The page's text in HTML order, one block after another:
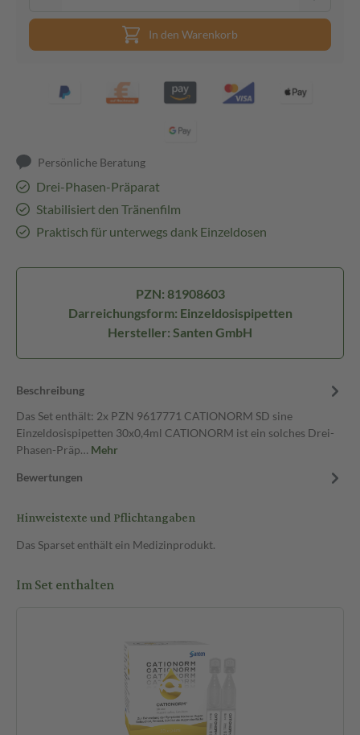
In den Warenkorb
Persönliche Beratung
Drei-Phasen-Präparat
Stabilisiert den Tränenfilm
Praktisch für unterwegs dank Einzeldosen
PZN: 81908603
Darreichungsform: Einzeldosispipetten
Hersteller: Santen GmbH
Beschreibung
Das Set enthält: 2x PZN 9617771 CATIONORM SD sine
Einzeldosispipetten 30x0,4ml CATIONORM ist ein solches Drei-
Phasen-Präp… Mehr
Bewertungen
Hinweistexte und Pflichtangaben
Das Sparset enthält ein Medizinprodukt.
Im Set enthalten